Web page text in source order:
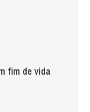
fim de vida